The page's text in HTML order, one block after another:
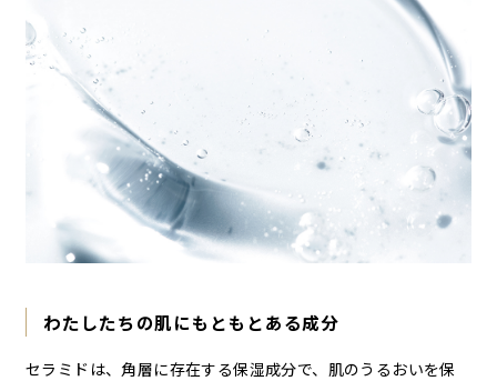
わたしたちの肌にもともとある成分
セラミドは、角層に存在する保湿成分で、肌のうるおいを保